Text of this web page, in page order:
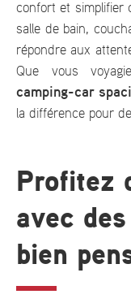
confort et simplifier
salle de bain,
répondre aux
Que vous
camping-car
la différence pour
Profitez
avec
bien